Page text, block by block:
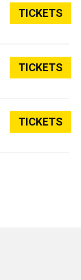
TICKETS
TICKETS
TICKETS